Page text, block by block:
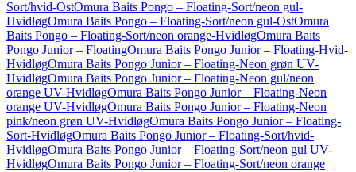
Sort/hvid-OstOmura Baits Pongo – Floating-Sort/neon gul-
HvidløgOmura Baits Pongo – Floating-Sort/neon gul-OstOmura
Baits Pongo – Floating-Sort/neon orange-HvidløgOmura Baits
Pongo Junior – FloatingOmura Baits Pongo Junior – Floating-Hvid-
HvidløgOmura Baits Pongo Junior – Floating-Neon grøn UV-
HvidløgOmura Baits Pongo Junior – Floating-Neon gul/neon
orange UV-HvidløgOmura Baits Pongo Junior – Floating-Neon
orange UV-HvidløgOmura Baits Pongo Junior – Floating-Neon
pink/neon grøn UV-HvidløgOmura Baits Pongo Junior – Floating-
Sort-HvidløgOmura Baits Pongo Junior – Floating-Sort/hvid-
HvidløgOmura Baits Pongo Junior – Floating-Sort/neon gul UV-
HvidløgOmura Baits Pongo Junior – Floating-Sort/neon orange